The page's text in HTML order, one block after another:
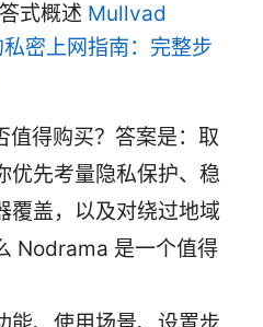
式概述 Mullvad
密上网指南：完整步
值得购买？答案是：取
优先考量隐私保护、稳
覆盖，以及对绕过地域
Nodrama 是一个值得